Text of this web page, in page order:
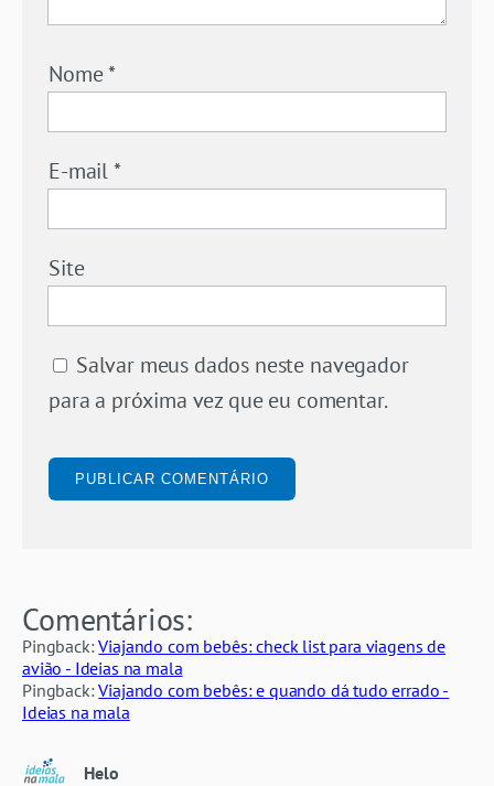
Nome*
E-mail*
Site
Salvar meus dados neste navegador
para a próxima vez que eu comentar.
Comentários:
Pingback:Viajando com bebês: check list para viagens de
avião - Ideias na mala
Pingback:Viajando com bebês: e quando dá tudo errado -
Ideias na mala
Helo